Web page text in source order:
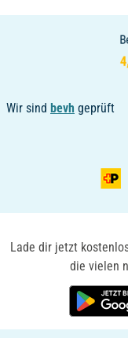
Wir sind bevh geprüft
Lade dir jetzt
die vielen